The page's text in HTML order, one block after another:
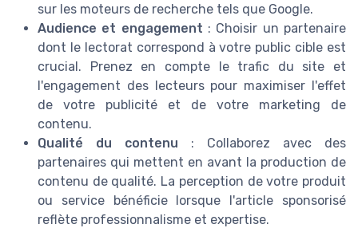
sur les moteurs de recherche tels que Google.
Audience et engagement : Choisir un partenaire
dont le lectorat correspond à votre public cible est
crucial. Prenez en compte le trafic du site et
l'engagement des lecteurs pour maximiser l'effet
de votre publicité et de votre marketing de
contenu.
Qualité du contenu : Collaborez avec des
partenaires qui mettent en avant la production de
contenu de qualité. La perception de votre produit
ou service bénéficie lorsque l'article sponsorisé
reflète professionnalisme et expertise.